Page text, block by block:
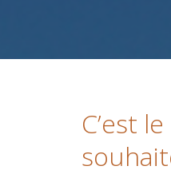
C’est